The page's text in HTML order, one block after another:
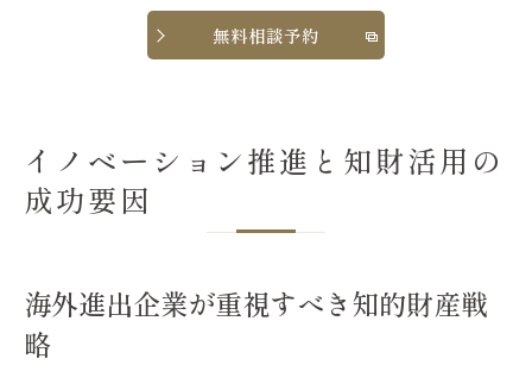
無料相談予約
イノベーション推進と知財活用の
成功要因
海外進出企業が重視すべき知的財産戦
略